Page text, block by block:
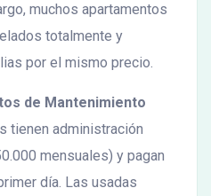
muchos apartamentos
totalmente y
por el mismo precio.
de Mantenimiento
tienen administración
mensuales) y pagan
día. Las usadas